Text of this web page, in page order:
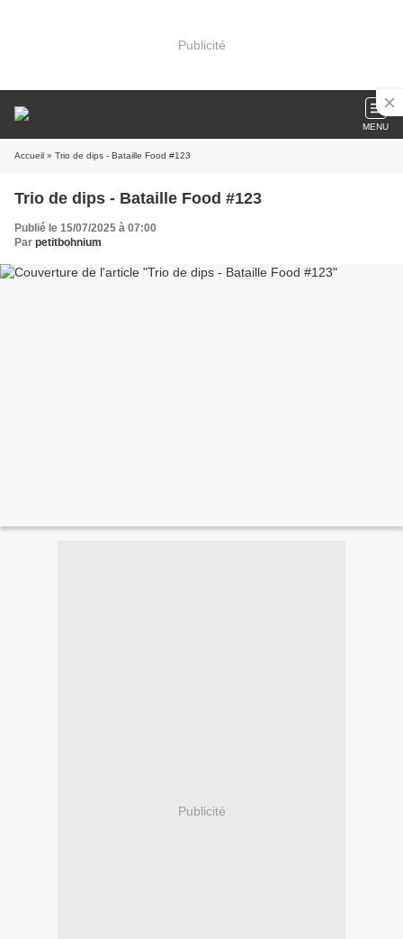
Publicité
MENU
Accueil » Trio de dips - Bataille Food #123
Trio de dips - Bataille Food #123
Publié le 15/07/2025 à 07:00
Par petitbohnium
Publicité